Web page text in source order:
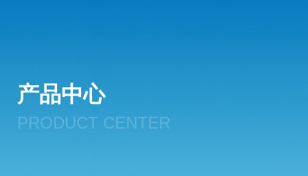
产品中心
PRODUCT CENTER